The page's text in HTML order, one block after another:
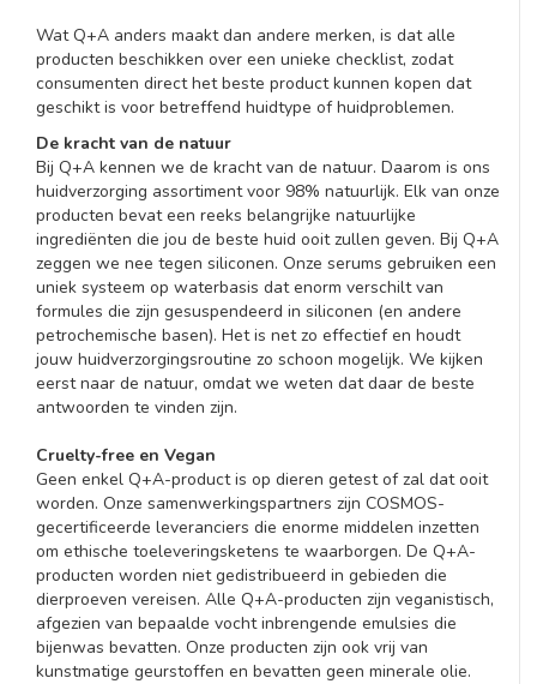
Wat Q+A anders maakt dan andere merken, is dat alle
producten beschikken over een unieke checklist, zodat
consumenten direct het beste product kunnen kopen dat
geschikt is voor betreffend huidtype of huidproblemen.
De kracht van de natuur
Bij Q+A kennen we de kracht van de natuur. Daarom is ons
huidverzorging assortiment voor 98% natuurlijk. Elk van onze
producten bevat een reeks belangrijke natuurlijke
ingrediënten die jou de beste huid ooit zullen geven. Bij Q+A
zeggen we nee tegen siliconen. Onze serums gebruiken een
uniek systeem op waterbasis dat enorm verschilt van
formules die zijn gesuspendeerd in siliconen (en andere
petrochemische basen). Het is net zo effectief en houdt
jouw huidverzorgingsroutine zo schoon mogelijk. We kijken
eerst naar de natuur, omdat we weten dat daar de beste
antwoorden te vinden zijn.
Cruelty-free en Vegan
Geen enkel Q+A-product is op dieren getest of zal dat ooit
worden. Onze samenwerkingspartners zijn COSMOS-
gecertificeerde leveranciers die enorme middelen inzetten
om ethische toeleveringsketens te waarborgen. De Q+A-
producten worden niet gedistribueerd in gebieden die
dierproeven vereisen. Alle Q+A-producten zijn veganistisch,
afgezien van bepaalde vocht inbrengende emulsies die
bijenwas bevatten. Onze producten zijn ook vrij van
kunstmatige geurstoffen en bevatten geen minerale olie.